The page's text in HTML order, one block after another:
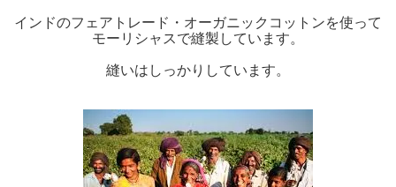
インドのフェアトレード・オーガニックコットンを使って
モーリシャスで縫製しています。
縫いはしっかりしています。